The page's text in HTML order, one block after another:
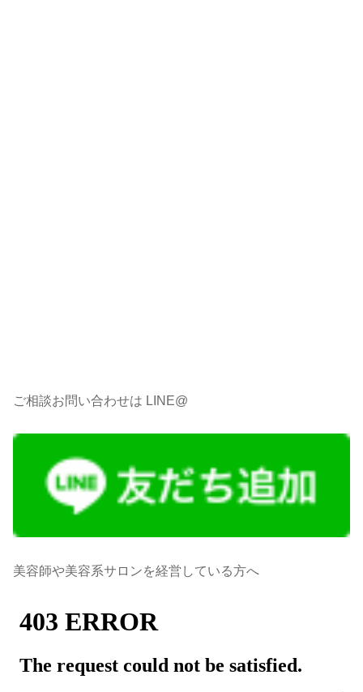
ご相談お問い合わせは LINE@
美容師や美容系サロンを経営している方へ